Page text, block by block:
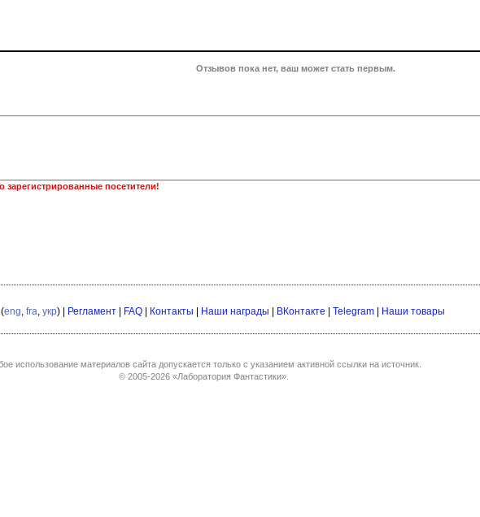
Отзывов пока нет, ваш может стать первым.
зарегистрированные посетители!
(eng, fra, укр) | Регламент FAQ Контакты Наши награды ВКонтакте Telegram Наши товары
использование материалов сайта допускается только с указанием активной ссылки на источник.
© 2005-2026 «Лаборатория Фантастики».